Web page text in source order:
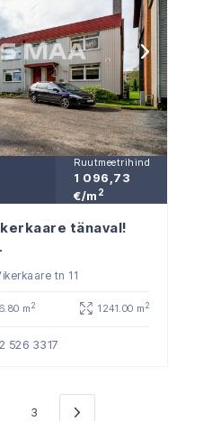
Ruutmeetrihind
1 096,73
€/m 2
tänaval!
tn 11
m 2 1241.00 m 2
526 3317
3 Järgmine